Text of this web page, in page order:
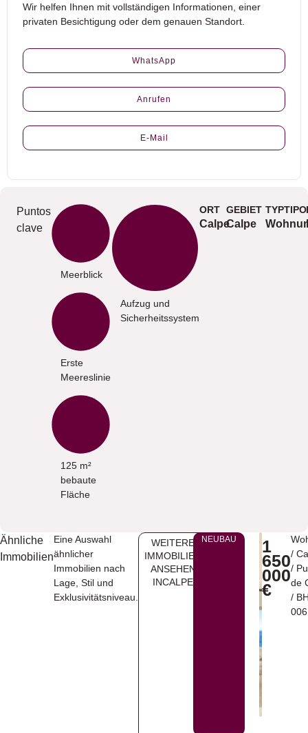
Wir helfen Ihnen mit vollständigen Informationen, einer
privaten Besichtigung oder dem genauen Standort.
WhatsApp
Anrufen
E-Mail
Puntos
clave
Meerblick
Erste
Meereslinie
125 m²
bebaute
Fläche
Aufzug und
Sicherheitssystem
ORT
Calpe
GEBIET
Calpe
TYPTIPO
Ähnliche
Immobilien
Eine Auswahl
ähnlicher
Immobilien nach
Lage, Stil und
Exklusivitätsniveau.
WEITERE
IMMOBILIEN
ANSEHEN
INCALPE
NEUBAU 1
650
000
€
/
/
de
/